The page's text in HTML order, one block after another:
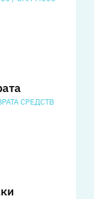
СРЕДСТВ